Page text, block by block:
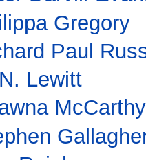
Gregory
Paul
Lewitt
McCarthy